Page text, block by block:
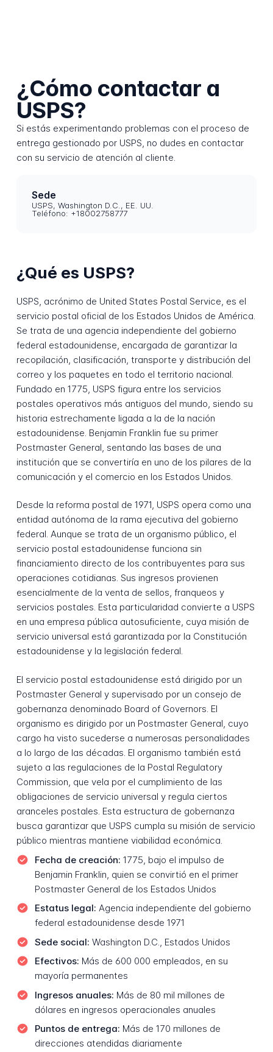
¿Cómo contactar a
USPS?
Si estás experimentando problemas con el proceso de
entrega gestionado por USPS, no dudes en contactar
con su servicio de atención al cliente.
Sede
USPS, Washington D.C., EE. UU.
Teléfono: +18002758777
¿Qué es USPS?
USPS, acrónimo de United States Postal Service, es el
servicio postal oficial de los Estados Unidos de América.
Se trata de una agencia independiente del gobierno
federal estadounidense, encargada de garantizar la
recopilación, clasificación, transporte y distribución del
correo y los paquetes en todo el territorio nacional.
Fundado en 1775, USPS figura entre los servicios
postales operativos más antiguos del mundo, siendo su
historia estrechamente ligada a la de la nación
estadounidense. Benjamin Franklin fue su primer
Postmaster General, sentando las bases de una
institución que se convertiría en uno de los pilares de la
comunicación y el comercio en los Estados Unidos.
Desde la reforma postal de 1971, USPS opera como una
entidad autónoma de la rama ejecutiva del gobierno
federal. Aunque se trata de un organismo público, el
servicio postal estadounidense funciona sin
financiamiento directo de los contribuyentes para sus
operaciones cotidianas. Sus ingresos provienen
esencialmente de la venta de sellos, franqueos y
servicios postales. Esta particularidad convierte a USPS
en una empresa pública autosuficiente, cuya misión de
servicio universal está garantizada por la Constitución
estadounidense y la legislación federal.
El servicio postal estadounidense está dirigido por un
Postmaster General y supervisado por un consejo de
gobernanza denominado Board of Governors. El
organismo es dirigido por un Postmaster General, cuyo
cargo ha visto sucederse a numerosas personalidades
a lo largo de las décadas. El organismo también está
sujeto a las regulaciones de la Postal Regulatory
Commission, que vela por el cumplimiento de las
obligaciones de servicio universal y regula ciertos
aranceles postales. Esta estructura de gobernanza
busca garantizar que USPS cumpla su misión de servicio
público mientras mantiene viabilidad económica.
Fecha de creación: 1775, bajo el impulso de
Benjamin Franklin, quien se convirtió en el primer
Postmaster General de los Estados Unidos
Estatus legal: Agencia independiente del gobierno
federal estadounidense desde 1971
Sede social: Washington D.C., Estados Unidos
Efectivos: Más de 600 000 empleados, en su
mayoría permanentes
Ingresos anuales: Más de 80 mil millones de
dólares en ingresos operacionales anuales
Puntos de entrega: Más de 170 millones de
direcciones atendidas diariamente